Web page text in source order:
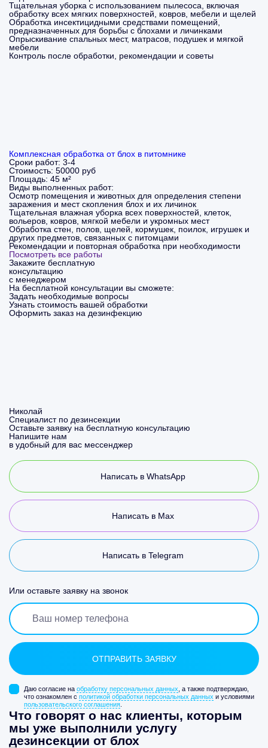
Тщательная уборка с использованием пылесоса, включая
обработку всех мягких поверхностей, ковров, мебели и щелей
Обработка инсектицидными средствами помещений,
предназначенных для борьбы с блохами и личинками
Опрыскивание спальных мест, матрасов, подушек и мягкой
мебели
Контроль после обработки, рекомендации и советы
Комплексная обработка от блох в питомнике
Сроки работ: 3-4
Стоимость: 50000 руб
Площадь: 45 м²
Виды выполненных работ:
Осмотр помещения и животных для определения степени
заражения и мест скопления блох и их личинок
Тщательная влажная уборка всех поверхностей, клеток,
вольеров, ковров, мягкой мебели и укромных мест
Обработка стен, полов, щелей, кормушек, поилок, игрушек и
других предметов, связанных с питомцами
Рекомендации и повторная обработка при необходимости
Посмотреть все работы
Закажите бесплатную
консультацию
с менеджером
На бесплатной консультации вы сможете:
Задать необходимые вопросы
Узнать стоимость вашей обработки
Оформить заказ на дезинфекцию
Николай
Специалист по дезинсекции
Оставьте заявку на бесплатную консультацию
Напишите нам
в удобный для вас мессенджер
Написать в WhatsApp
Написать в Max
Написать в Telegram
Или оставьте заявку на звонок
Даю согласие на обработку персональных данных , а также подтверждаю,
что ознакомлен с политикой обработки персональных данных и условиями
пользовательского соглашения
Что говорят о нас клиенты, которым
мы уже выполнили услугу
дезинсекции от блох